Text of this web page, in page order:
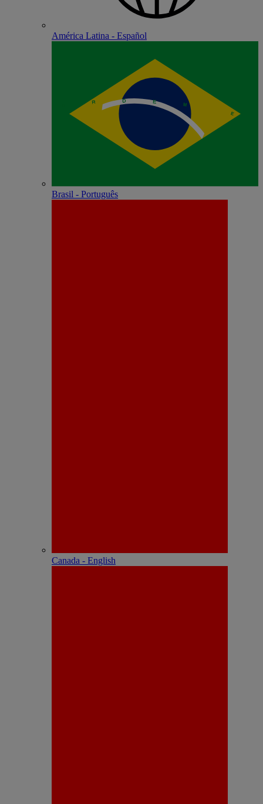
América Latina - Español
Brasil - Português
Canada - English